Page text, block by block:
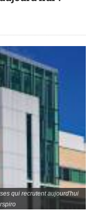
qui recrutent aujourd'hui